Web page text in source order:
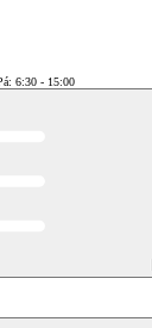
6:30 - 15:00